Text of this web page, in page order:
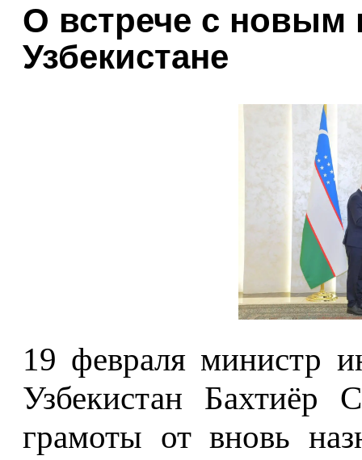
О встрече с новым
Узбекистане
19 февраля министр
Узбекистан Бахтиёр
грамоты от вновь